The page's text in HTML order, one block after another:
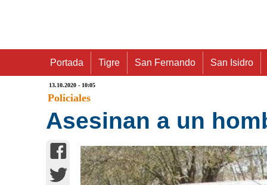
Portada Tigre San Fernando San Isidro
13.10.2020 - 10:05
Policiales
Asesinan a un